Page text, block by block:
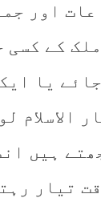
اور
کے کسی
یا
الاسلام
ہیں
تیار